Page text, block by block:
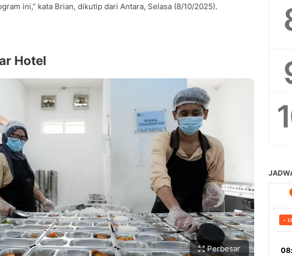
ini,” kata Brian, dikutip dari Antara, Selasa (8/10/2025).
Hotel
Perbesar